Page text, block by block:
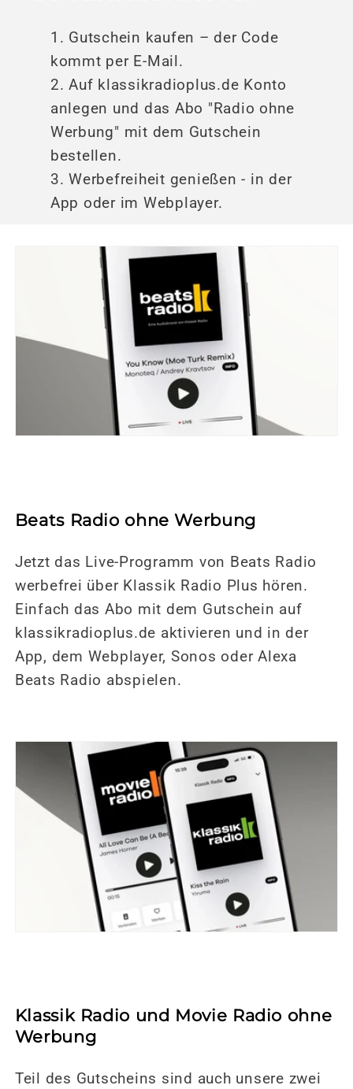
Gutschein kaufen – der Code
kommt per E-Mail.
Auf klassikradioplus.de Konto
anlegen und das Abo "Radio ohne
Werbung" mit dem Gutschein
bestellen.
Werbefreiheit genießen - in der
App oder im Webplayer.
Beats Radio ohne Werbung
Jetzt das Live-Programm von Beats Radio
werbefrei über Klassik Radio Plus hören.
Einfach das Abo mit dem Gutschein auf
klassikradioplus.de aktivieren und in der
App, dem Webplayer, Sonos oder Alexa
Beats Radio abspielen.
Klassik Radio und Movie Radio ohne
Werbung
Teil des Gutscheins sind auch unsere zwei